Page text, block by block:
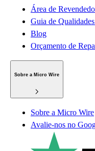
Área de
Guia de
Blog
Orçamento de
Sobre a Micro Wire
Sobre a Micro Wire
Avalie-nos no